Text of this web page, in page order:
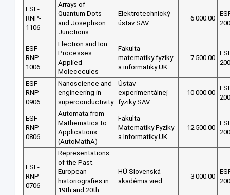
ESF-
RNP-
1106
Arrays of
Quantum Dots
and Josephson
Junctions
Elektrotechnický
ústav SAV
6 000.00
ESF-
RNP-
1006
Electron and Ion
Processes
Applied
Molececules
Fakulta
matematiky fyziky
a informatiky UK
7 500.00
ESF-
RNP-
0906
Nanoscience and
engineering in
superconductivity
Ústav
experimentálnej
fyziky SAV
10 000.00
ESF-
RNP-
0806
Automata:from
Mathematics to
Applications
(AutoMathA)
Fakulta
Matematiky Fyziky
a Informatiky UK
12 500.00
ESF-
RNP-
0706
Representations
of the Past.
European
historiografies in
19th and 20th
HÚ Slovenská
akadémia vied
3 000.00